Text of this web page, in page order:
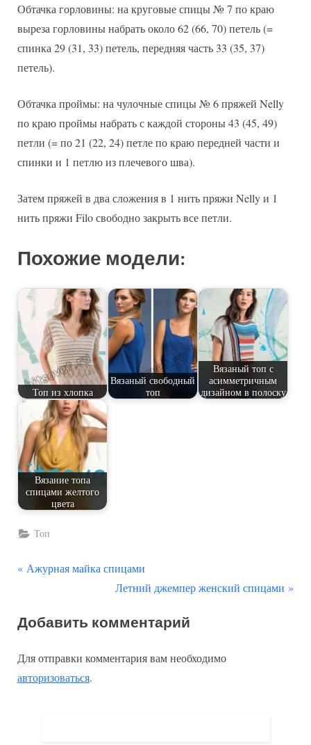
Обтачка горловины: на круговые спицы № 7 по краю
выреза горловины набрать около 62 (66, 70) петель (=
спинка 29 (31, 33) петель, передняя часть 33 (35, 37)
петель).
Обтачка проймы: на чулочные спицы № 6 пряжей Nelly
по краю проймы набрать с каждой стороны 43 (45, 49)
петли (= по 21 (22, 24) петле по краю передней части и
спинки и 1 петлю из плечевого шва).
Затем пряжей в два сложения в 1 нить пряжи Nelly и 1
нить пряжи Filo свободно закрыть все петли.
Похожие модели:
Топ из хлопка
Вязаный свободный
топ
Вязаный топ с
асимметричным
дизайном в полоску
Вязание топа
спицами желтого
цвета
Топ
Навигация
записям
П
д
д
у
Ажурная майка спицами
С
е
у
Летний джемпер женский спицами
Добавить комментарий
Для отправки комментария вам необходимо
авторизоваться.